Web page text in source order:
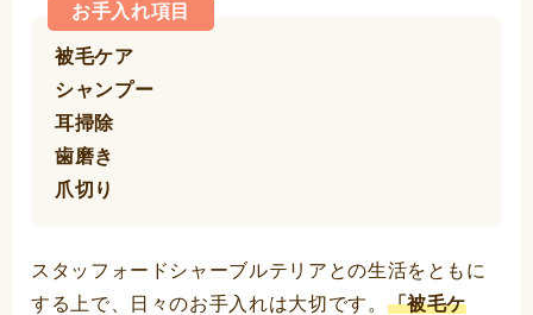
お手入れ項目
被毛ケア
シャンプー
耳掃除
歯磨き
爪切り
スタッフォードシャーブルテリアとの生活をともに
する上で、日々のお手入れは大切です。 「被毛ケ